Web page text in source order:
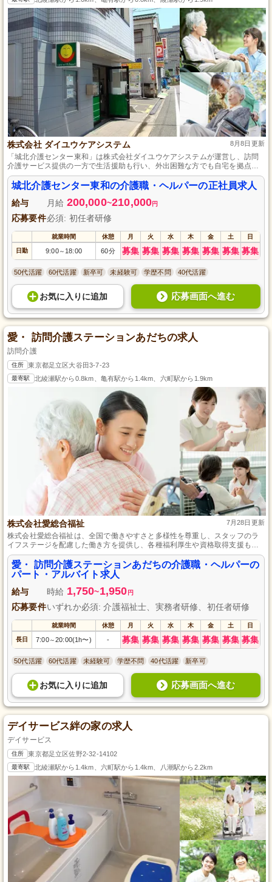
株式会社 ダイユウケアシステム 8月8日更新
「城北介護センター東和」は株式会社ダイユウケアシステムが運営し、訪問
介護サービス提供の一方で生活援助も行い、外出困難な方でも自宅を拠点に
サービスが利用可能です。介護職員初任者研修の資格さえあれば、未経験で
も正社員として歓迎いたします。
城北介護センター東和の介護職・ヘルパーの正社員求人
給与 月給 200,000~210,000円
応募要件必須: 初任者研修
就業時間 休憩 月 火 水 木 金 土 日
日勤 9:00～ 18:00 60分 募集 募集 募集 募集 募集 募集 募集
50代活躍 60代活躍 新卒可 未経験可 学歴不問 40代活躍
お気に入り に追加 応募画面へ進む
愛・ 訪問介護ステーションあだちの求人
訪問介護
住所 東京都足立区大谷田3-7-23
最寄駅 北綾瀬駅から0.8km、亀有駅から1.4km、六町駅から1.9km
株式会社愛総合福祉 7月28日更新
株式会社愛総合福祉は、全国で働きやすさと多様性を尊重し、スタッフのラ
イフステージを配慮した働き方を提供し、各種福利厚生や資格取得支援も充
実した介護施設で、地域の方々のシルバーライフを全力でサポートします。
愛・ 訪問介護ステーションあだちの介護職・ヘルパーの
パート・アルバイト求人
給与 時給 1,750~1,950 円
応募要件いずれか必須: 介護福祉士、実務者研修、初任者研修
就業時間 休憩 月 火 水 木 金 土 日
長日 7:00～20:00(1h〜) - 募集 募集 募集 募集 募集 募集 募集
50代活躍 60代活躍 未経験可 学歴不問 40代活躍 新卒可
お気に入り に追加 応募画面へ進む
デイサービス絆の家の求人
デイサービス
住所 東京都足立区佐野2-32-14102
最寄駅 北綾瀬駅から1.4km、六町駅から1.4km、八潮駅から2.2km